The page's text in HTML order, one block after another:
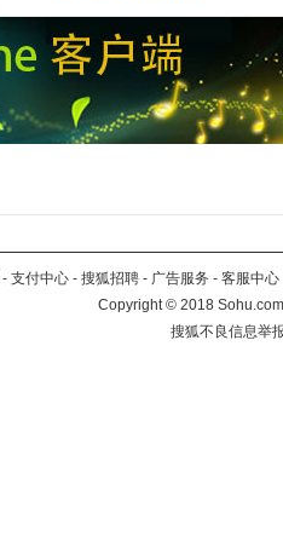
- 支付中心 - 搜狐招聘 - 广告服务 - 客服中心
Copyright©2018
搜狐不良信息举